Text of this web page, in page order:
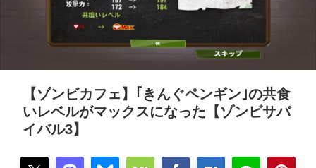
【ゾンビカフェ】｢きんぐペンギン｣の共食
いレベルがマックスになった【ゾンビサバ
イバル3】